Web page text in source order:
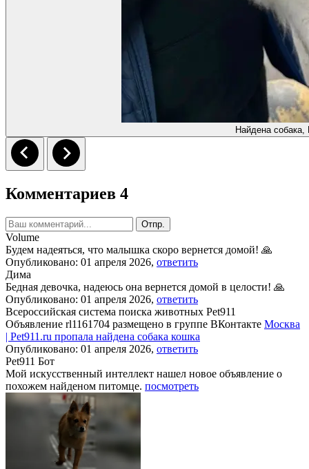
Найдена собака,
Комментариев 4
Отпр.
Volume
Будем надеяться, что малышка скоро вернется домой! 🙏
Опубликовано: 01 апреля 2026, ответить
Дима
Бедная девочка, надеюсь она вернется домой в целости! 🙏
Опубликовано: 01 апреля 2026, ответить
Всероссийская система поиска животных Pet911
Объявление rl1161704 размещено в группе ВКонтакте Москва
| Pet911.ru пропала найдена собака кошка
Опубликовано: 01 апреля 2026, ответить
Pet911 Бот
Мой искусственный интеллект нашел новое объявление о
похожем найденом питомце. посмотреть